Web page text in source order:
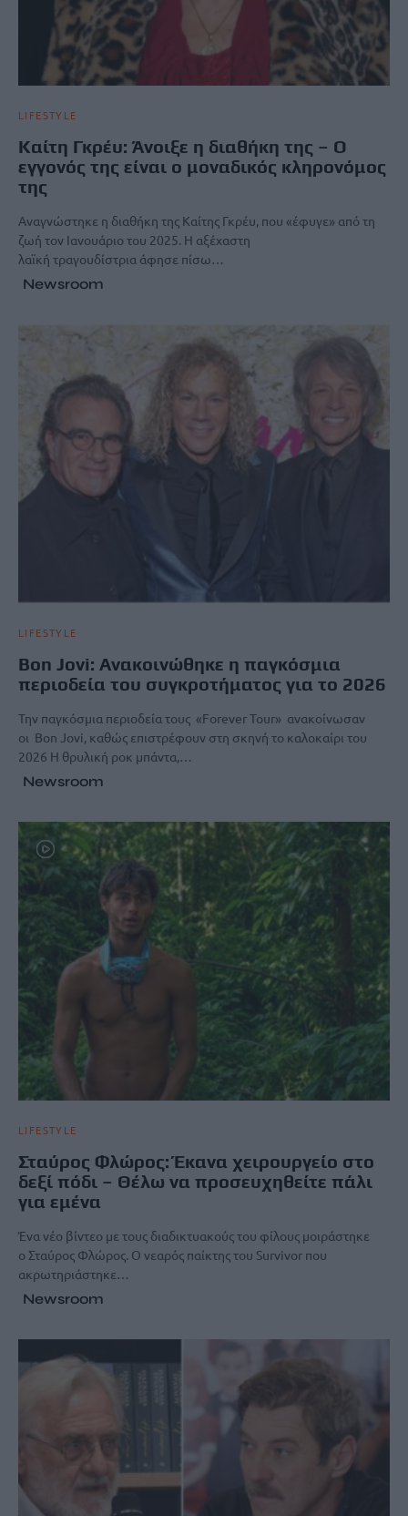
LIFESTYLE
Καίτη Γκρέυ: Άνοιξε η διαθήκη της – Ο
εγγονός της είναι ο μοναδικός κληρονόμος
της
Αναγνώστηκε η διαθήκη της Καίτης Γκρέυ, που «έφυγε» από τη
ζωή τον Ιανουάριο του 2025. Η αξέχαστη
λαϊκή τραγουδίστρια άφησε πίσω…
Newsroom
LIFESTYLE
Bon Jovi: Ανακοινώθηκε η παγκόσμια
περιοδεία του συγκροτήματος για το 2026
Την παγκόσμια περιοδεία τους «Forever Tour» ανακοίνωσαν
οι Bon Jovi, καθώς επιστρέφουν στη σκηνή το καλοκαίρι του
2026 Η θρυλική ροκ μπάντα,…
Newsroom
LIFESTYLE
Σταύρος Φλώρος: Έκανα χειρουργείο στο
δεξί πόδι – Θέλω να προσευχηθείτε πάλι
για εμένα
Ένα νέο βίντεο με τους διαδικτυακούς του φίλους μοιράστηκε
ο Σταύρος Φλώρος. Ο νεαρός παίκτης του Survivor που
ακρωτηριάστηκε…
Newsroom